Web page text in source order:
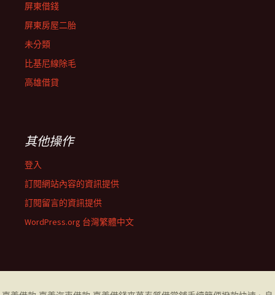
屏東借錢
屏東房屋二胎
未分類
比基尼線除毛
高雄借貸
其他操作
登入
訂閱網站內容的資訊提供
訂閱留言的資訊提供
WordPress.org 台灣繁體中文